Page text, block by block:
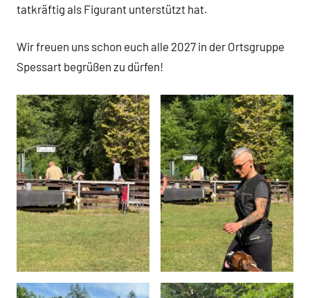
tatkräftig als Figurant unterstützt hat.
Wir freuen uns schon euch alle 2027 in der Ortsgruppe
Spessart begrüßen zu dürfen!